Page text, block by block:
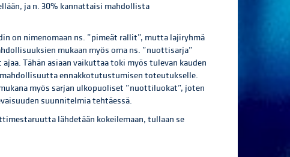
ja n. 30% kannattaisi mahdollista
on nimenomaan ns. ”pimeät rallit”, mutta lajiryhmä
mukaan myös oma ns. ”nuottisarja”
Tähän asiaan vaikuttaa toki myös tulevan kauden
ennakkotutustumisen toteutukselle.
myös sarjan ulkopuoliset ”nuottiluokat”, joten
suunnitelmia tehtäessä.
lähdetään kokeilemaan, tullaan se